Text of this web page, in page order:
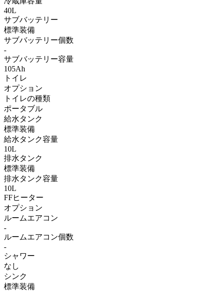
40L
サブバッテリー
標準装備
サブバッテリー個数
-
サブバッテリー容量
105Ah
トイレ
オプション
トイレの種類
ポータブル
給水タンク
標準装備
給水タンク容量
10L
排水タンク
標準装備
排水タンク容量
10L
FFヒーター
オプション
ルームエアコン
-
ルームエアコン個数
-
シャワー
なし
シンク
標準装備